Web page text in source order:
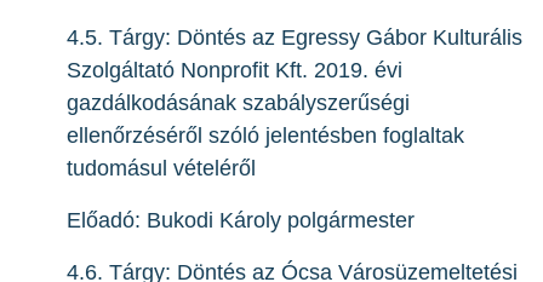
4.5. Tárgy: Döntés az Egressy Gábor Kulturális
Szolgáltató Nonprofit Kft. 2019. évi
gazdálkodásának szabályszerűségi
ellenőrzéséről szóló jelentésben foglaltak
tudomásul vételéről
Előadó: Bukodi Károly polgármester
4.6. Tárgy: Döntés az Ócsa Városüzemeltetési